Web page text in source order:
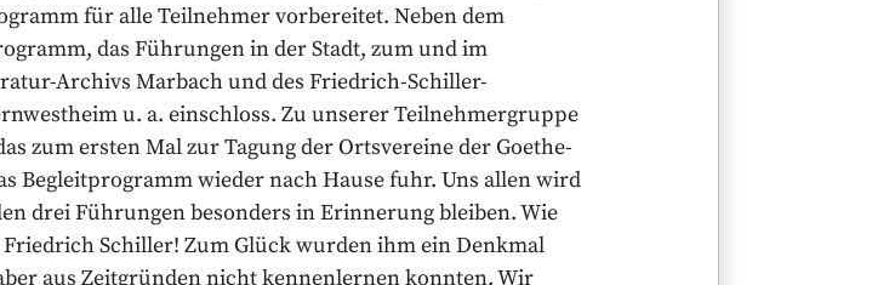
für alle Teilnehmer vorbereitet. Neben dem
das Führungen in der Stadt, zum und im
Archivs Marbach und des Friedrich-Schiller-
u. a. einschloss. Zu unserer Teilnehmergruppe
zum ersten Mal zur Tagung der Ortsvereine der Goethe-
Begleitprogramm wieder nach Hause fuhr. Uns allen wird
drei Führungen besonders in Erinnerung bleiben. Wie
Schiller! Zum Glück wurden ihm ein Denkmal
aus Zeitgründen nicht kennenlernen konnten. Wir